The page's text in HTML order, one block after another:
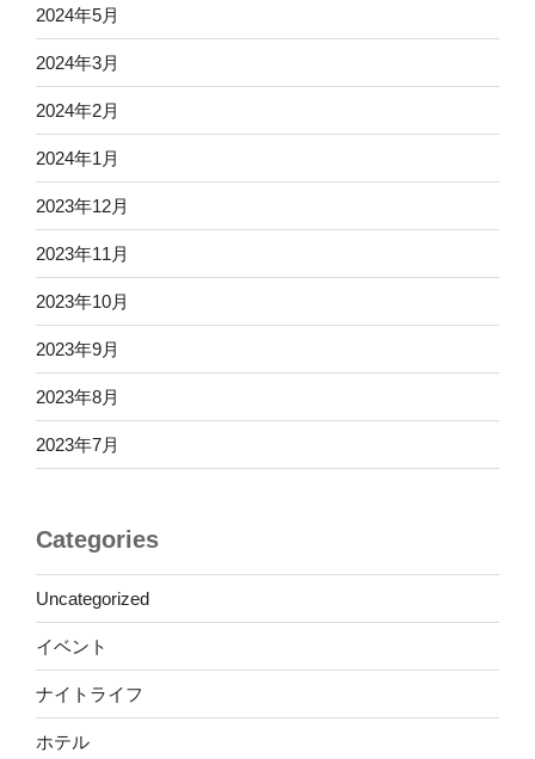
2024年5月
2024年3月
2024年2月
2024年1月
2023年12月
2023年11月
2023年10月
2023年9月
2023年8月
2023年7月
Categories
Uncategorized
イベント
ナイトライフ
ホテル